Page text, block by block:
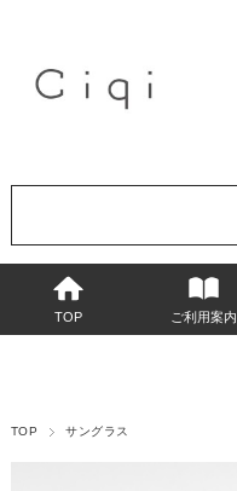
TOP ご利用案内
TOP サングラス